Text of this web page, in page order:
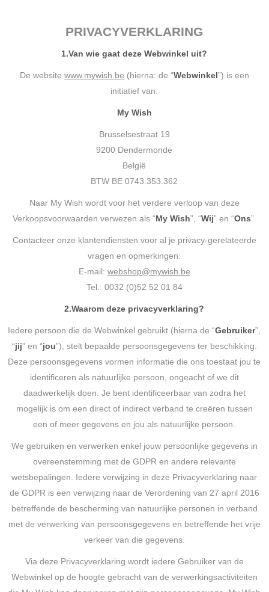
PRIVACYVERKLARING
1.Van wie gaat deze Webwinkel uit?
De website www.mywish.be (hierna: de “Webwinkel”) is een
initiatief van:
My Wish
Brusselsestraat 19
9200 Dendermonde
België
BTW BE 0743.353.362
Naar My Wish wordt voor het verdere verloop van deze
Verkoopsvoorwaarden verwezen als “My Wish”, “Wij” en “Ons”.
Contacteer onze klantendiensten voor al je privacy-gerelateerde
vragen en opmerkingen:
E-mail: webshop@mywish.be
Tel.: 0032 (0)52 52 01 84
2.Waarom deze privacyverklaring?
Iedere persoon die de Webwinkel gebruikt (hierna de “Gebruiker”,
“jij” en “jou”), stelt bepaalde persoonsgegevens ter beschikking.
Deze persoonsgegevens vormen informatie die ons toestaat jou te
identificeren als natuurlijke persoon, ongeacht of we dit
daadwerkelijk doen. Je bent identificeerbaar van zodra het
mogelijk is om een direct of indirect verband te creëren tussen
een of meer gegevens en jou als natuurlijke persoon.
We gebruiken en verwerken enkel jouw persoonlijke gegevens in
overeenstemming met de GDPR en andere relevante
wetsbepalingen. Iedere verwijzing in deze Privacyverklaring naar
de GDPR is een verwijzing naar de Verordening van 27 april 2016
betreffende de bescherming van natuurlijke personen in verband
met de verwerking van persoonsgegevens en betreffende het vrije
verkeer van die gegevens.
Via deze Privacyverklaring wordt iedere Gebruiker van de
Webwinkel op de hoogte gebracht van de verwerkingsactiviteiten